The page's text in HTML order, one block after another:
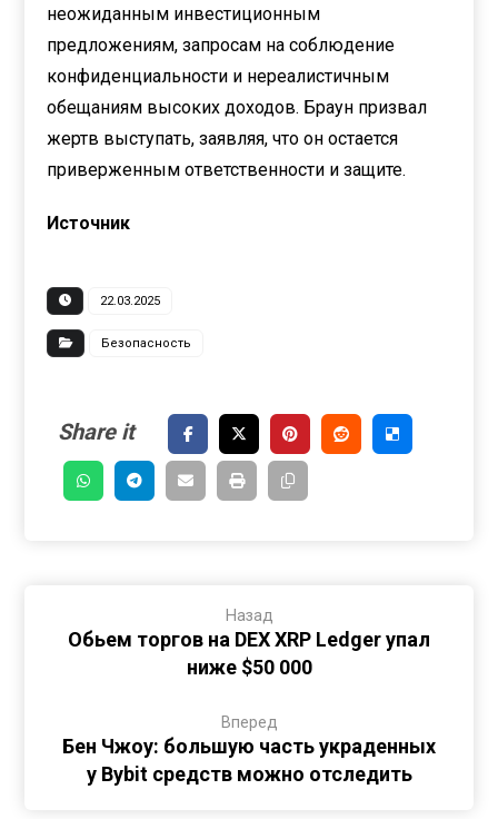
неожиданным инвестиционным
предложениям, запросам на соблюдение
конфиденциальности и нереалистичным
обещаниям высоких доходов. Браун призвал
жертв выступать, заявляя, что он остается
приверженным ответственности и защите.
Источник
22.03.2025
Безопасность
Назад
Обьем торгов на DEX XRP Ledger упал
ниже $50 000
Вперед
Бен Чжоу: большую часть украденных
у Bybit средств можно отследить